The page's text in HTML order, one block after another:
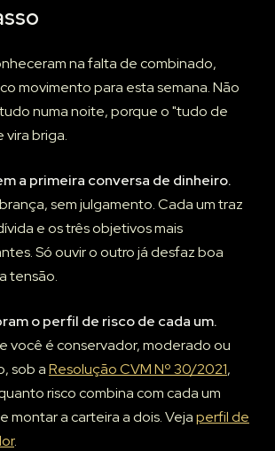
na falta de combinado,
movimento para esta semana. Não
numa noite, porque o "tudo de
vira briga.
a primeira conversa de dinheiro.
sem julgamento. Cada um traz
e os três objetivos mais
Só ouvir o outro já desfaz boa
tensão.
o perfil de risco de cada um.
você é conservador, moderado ou
sob aResolução CVM Nº 30/2021,
risco combina com cada um
montar a carteira a dois. Vejaperfil de
.